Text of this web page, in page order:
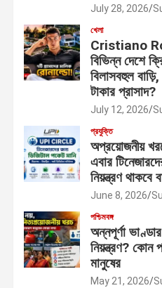
July 28, 2026
খেলা
Cristiano
বিভিন্ন দেশে
বিলাসবহুল
টাকার প্রাসাদ?
July 12, 2026
প্রযুক্তি
অপ্রয়োজনীয়
এবার
নিয়ন্ত্রণ থাকবে
June 8, 2026
পশ্চিমবঙ্গ
অন্নপূর্ণা
নিয়ন্ত্রণ? কোন
মানুষের
May 21, 2026